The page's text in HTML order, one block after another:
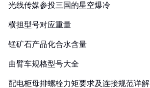
光线传媒参投三国的星空爆冷
横担型号对应重量
锰矿石产品化合水含量
曲臂车规格型号大全
配电柜母排螺栓力矩要求及连接规范详解